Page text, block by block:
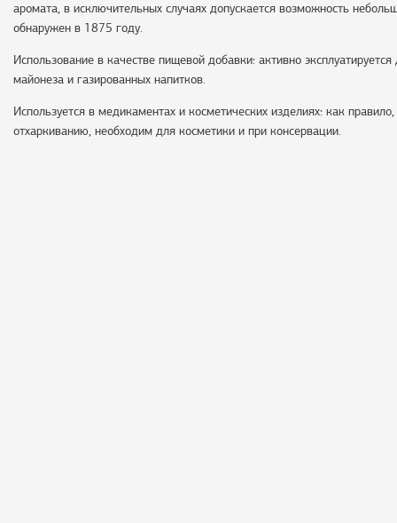
аромата, в исключительных случаях допускается возможность
обнаружен в 1875 году.
Использование в качестве пищевой добавки: активно
майонеза и газированных напитков.
Используется в медикаментах и косметических изделиях: как
отхаркиванию, необходим для косметики и при консервации.